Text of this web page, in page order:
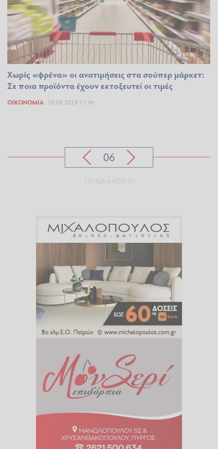
Χωρίς «φρένα» οι ανατιμήσεις στα σούπερ μάρκετ:
Σε ποια προϊόντα έχουν εκτοξευτεί οι τιμές
ΟΙΚΟΝΟΜΊΑ 10.04.2024 11:46
06
ΣΕΛΊΔΑ 6 ΑΠΌ 21